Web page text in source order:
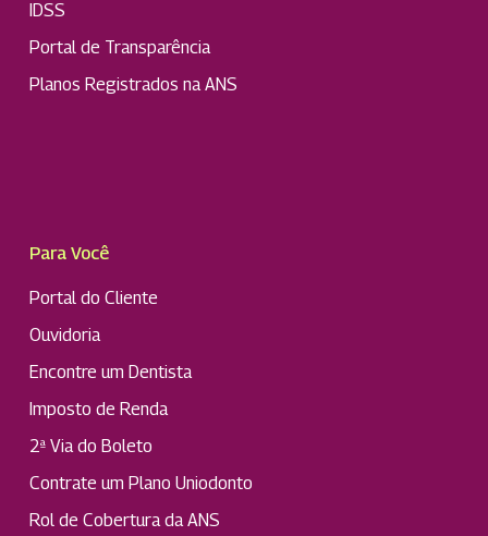
IDSS
Portal de Transparência
Planos Registrados na ANS
Para Você
Portal do Cliente
Ouvidoria
Encontre um Dentista
Imposto de Renda
2ª Via do Boleto
Contrate um Plano Uniodonto
Rol de Cobertura da ANS